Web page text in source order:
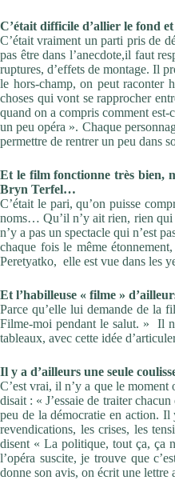
C’était difficile d’allier le fond
C’était vraiment un parti pris de
pas être dans l’anecdote,il faut
ruptures, d’effets de montage. Il
le hors-champ, on peut raconter
choses qui vont se rapprocher
quand on a compris comment
un peu opéra ». Chaque
permettre de rentrer un peu dans
Et le film fonctionne très bien,
Bryn Terfel…
C’était le pari, qu’on puisse
noms… Qu’il n’y ait rien, rien qui
n’y a pas un spectacle qui n’est
chaque fois le même
Peretyatko, elle est vue dans les
Et l’habilleuse « filme »
Parce qu’elle lui demande de la
Filme-moi pendant le salut. » Il
tableaux, avec cette idée
Il y a d’ailleurs une seule
C’est vrai, il n’y a que le
disait : « J’essaie de traiter
peu de la démocratie en action. Il
revendications, les crises, les
disent « La politique, tout ça, ça
l’opéra suscite, je trouve que
donne son avis, on écrit une lettre